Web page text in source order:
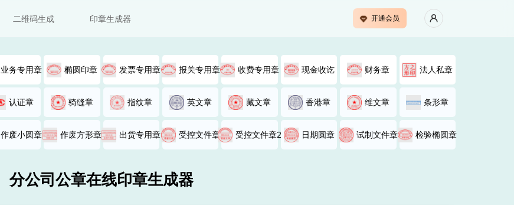
二维码生成 印章生成器 开通会员
业务专用章 椭圆印章 发票专用章 报关专用章 收费专用章 现金收讫 财务章 法人私章
认证章 骑缝章 指纹章 英文章 藏文章 香港章 维文章 条形章
作废小圆章 作废方形章 出货专用章 受控文件章 受控文件章2 日期圆章 试制文件章 检验椭圆章
分公司公章在线印章生成器